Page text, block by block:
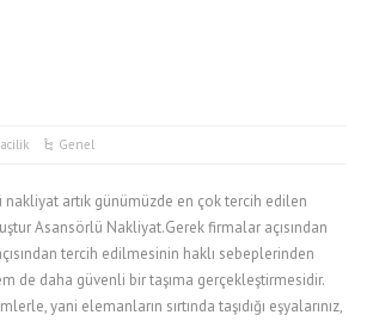
Genel
artık günümüzde en çok tercih edilen
Asansörlü Nakliyat.Gerek firmalar açısından
tercih edilmesinin haklı sebeplerinden
de daha güvenli bir taşıma gerçekleştirmesidir.
yani elemanların sırtında taşıdığı eşyalarınız,